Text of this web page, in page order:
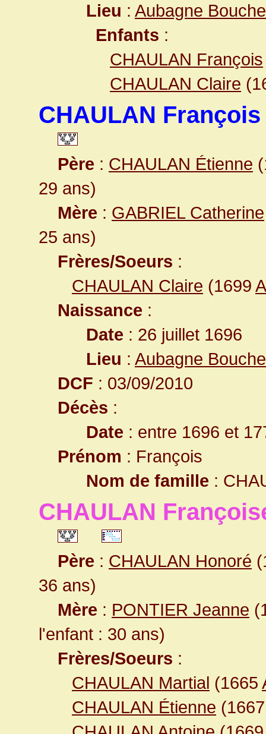
Lieu : Aubagne
Enfants :
CHAULAN François
CHAULAN Claire
CHAULAN François
Père : CHAULAN Étienne
29 ans)
Mère : GABRIEL Catherine
25 ans)
Frères/Soeurs :
CHAULAN Claire (1699
Naissance :
Date : 26 juillet 1696
Lieu : Aubagne
DCF : 03/09/2010
Décès :
Date : entre 1696 et
Prénom : François
Nom de famille :
CHAULAN
Père : CHAULAN Honoré
36 ans)
Mère : PONTIER Jeanne
l'enfant : 30 ans)
Frères/Soeurs :
CHAULAN Martial (1665
CHAULAN Étienne